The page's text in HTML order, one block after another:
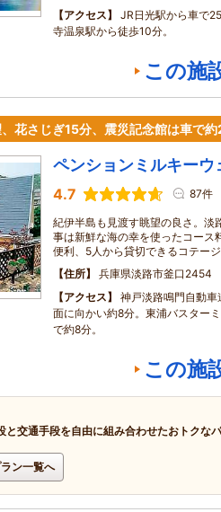
アクセス
JR日光駅から車で
寺温泉駅から徒歩10分。
この施
花さじぎ15分、震災記念館は車で
ペンションミルキーウ
4.7 87件
紀伊半島も見渡す眺望の良さ。淡
事は新鮮な海の幸を使ったコース
便利、5人から貸切できるコテー
住所
兵庫県淡路市釜口2454
アクセス
神戸淡路鳴門自動
面に向かい約8分。東浦バスター
で約8分。
この施
と交通手段を自由に組み合わせたおトクな
ン一覧へ